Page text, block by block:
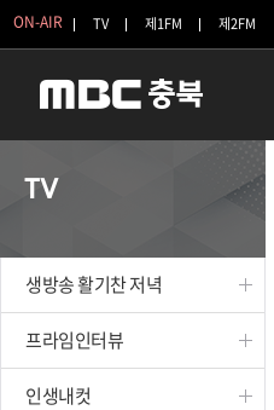
ON-AIR TV 제1FM 제2FM
보
TV
생방송 활기찬 저녁
프라임인터뷰
인생내컷